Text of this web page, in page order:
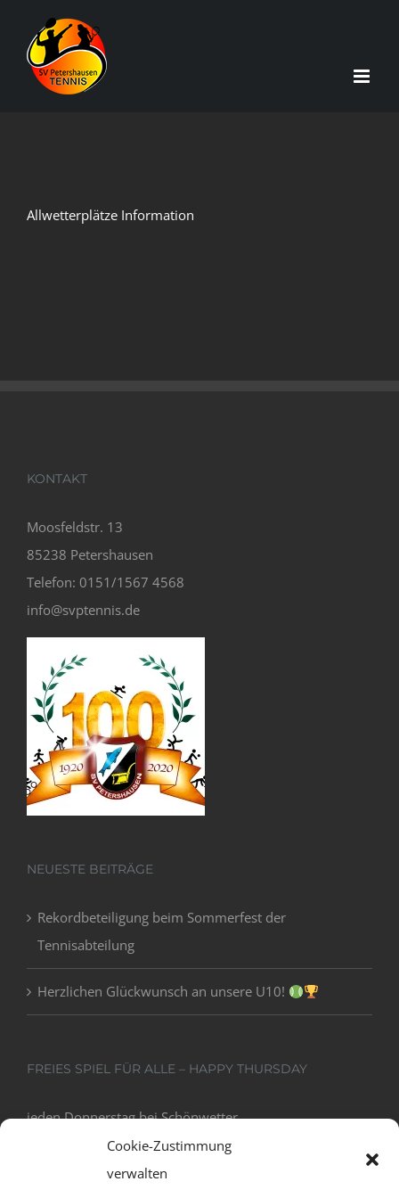
Cookie-Zustimmung
verwalten
Inhalt
springen
Allwetterplätze Information
KONTAKT
Moosfeldstr. 13
85238 Petershausen
Telefon: 0151/1567 4568
info@svptennis.de
NEUESTE BEITRÄGE
Rekordbeteiligung beim Sommerfest der
Tennisabteilung
Herzlichen Glückwunsch an unsere U10!
FREIES SPIEL FÜR ALLE – HAPPY THURSDAY
jeden Donnerstag bei Schönwetter
18:00 - 20:00